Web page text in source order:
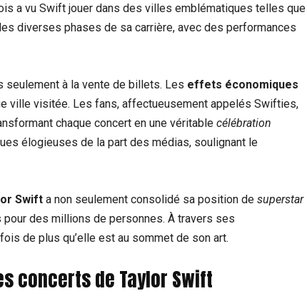
a vu Swift jouer dans des villes emblématiques telles que
diverses phases de sa carrière, avec des performances
seulement à la vente de billets. Les effets économiques
ville visitée. Les fans, affectueusement appelés Swifties,
chaque concert en une véritable célébration
élogieuses de la part des médias, soulignant le
Swift a non seulement consolidé sa position de superstar
des millions de personnes. À travers ses
de plus qu’elle est au sommet de son art.
concerts de Taylor Swift